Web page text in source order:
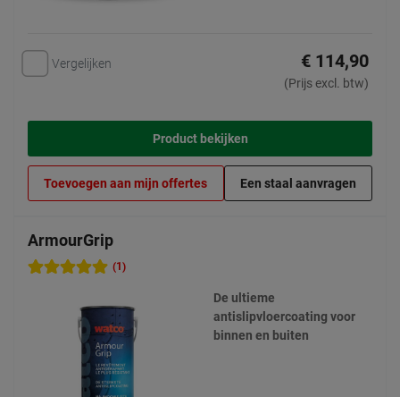
Vergelijken € 114,90
(Prijs excl. btw)
Product bekijken
Toevoegen aan mijn offertes Een staal aanvragen
ArmourGrip
(1)
De ultieme
antislipvloercoating voor
binnen en buiten